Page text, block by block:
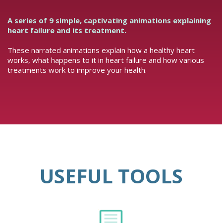
A series of 9 simple, captivating animations explaining
heart failure and its treatment.
These narrated animations explain how a healthy heart
works, what happens to it in heart failure and how various
treatments work to improve your health.
USEFUL TOOLS